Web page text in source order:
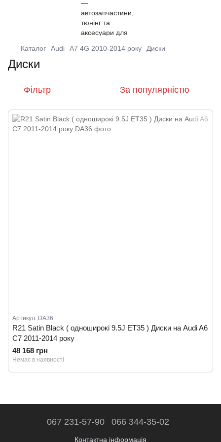
Каталог Audi A7 4G 2010-2014 року Диски
Диски
Фільтр За популярністю
Артикул: DA36
R21 Satin Black ( одноширокі 9.5J ET35 ) Диски на Audi A6
C7 2011-2014 року
48 168 грн
Немає в наявності
067 231-57-90 066 344-35-02
Контактна інформація